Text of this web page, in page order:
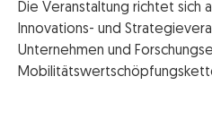
Die Veranstaltung richtet sich
Innovations- und
Unternehmen und